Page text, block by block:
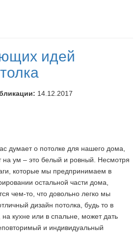
идей
думает о потолке для нашего дома,
на ум – это белый и ровный. Несмотря
которые мы предпринимаем в
остальной части дома,
чем-то, что довольно легко мы
дизайн потолка, будь то в
кухне или в спальне, может дать
и индивидуальный
14.12.2017